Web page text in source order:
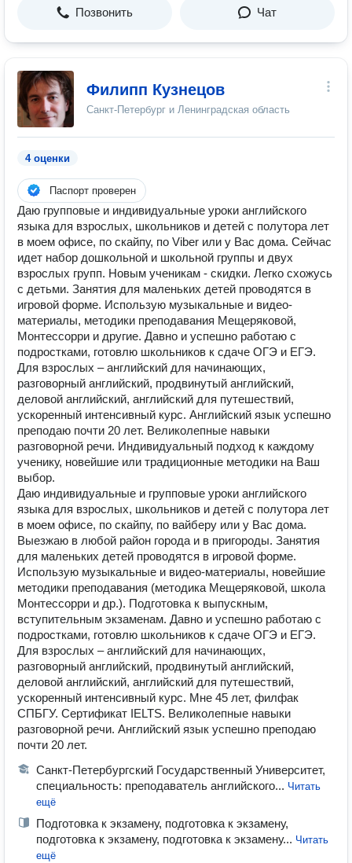
Позвонить Чат
Филипп Кузнецов
Санкт-Петербург и Ленинградская область
4 оценки
Паспорт проверен
Даю групповые и индивидуальные уроки английского
языка для взрослых, школьников и детей с полутора лет
в моем офисе, по скайпу, по Viber или у Вас дома. Сейчас
идет набор дошкольной и школьной группы и двух
взрослых групп. Новым ученикам - скидки. Легко схожусь
с детьми. Занятия для маленьких детей проводятся в
игровой форме. Использую музыкальные и видео-
материалы, методики преподавания Мещеряковой,
Монтессорри и другие. Давно и успешно работаю с
подростками, готовлю школьников к сдаче ОГЭ и ЕГЭ.
Для взрослых – английский для начинающих,
разговорный английский, продвинутый английский,
деловой английский, английский для путешествий,
ускоренный интенсивный курс. Английский язык успешно
преподаю почти 20 лет. Великолепные навыки
разговорной речи. Индивидуальный подход к каждому
ученику, новейшие или традиционные методики на Ваш
выбор.
Даю индивидуальные и групповые уроки английского
языка для взрослых, школьников и детей с полутора лет
в моем офисе, по скайпу, по вайберу или у Вас дома.
Выезжаю в любой район города и в пригороды. Занятия
для маленьких детей проводятся в игровой форме.
Использую музыкальные и видео-материалы, новейшие
методики преподавания (методика Мещеряковой, школа
Монтессорри и др.). Подготовка к выпускным,
вступительным экзаменам. Давно и успешно работаю с
подростками, готовлю школьников к сдаче ОГЭ и ЕГЭ.
Для взрослых – английский для начинающих,
разговорный английский, продвинутый английский,
деловой английский, английский для путешествий,
ускоренный интенсивный курс. Мне 45 лет, филфак
СПБГУ. Сертификат IELTS. Великолепные навыки
разговорной речи. Английский язык успешно преподаю
почти 20 лет.
Санкт-Петербургский Государственный Университет,
специальность: преподаватель английского... Читать
ещё
Подготовка к экзамену, подготовка к экзамену,
подготовка к экзамену, подготовка к экзамену... Читать
ещё